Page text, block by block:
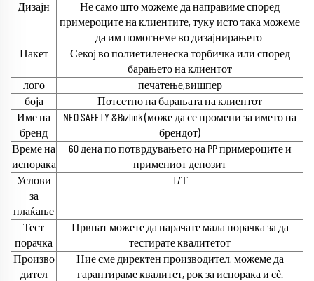
Дизајн
Не само што можеме да направиме според
примероците на клиентите, туку исто така можеме
да им помогнеме во дизајнирањето.
Пакет
Секој во полиетиленеска торбичка или според
барањето на клиентот
лого
печатење,вишпер
боја
Потсетно на барањата на клиентот
Име на
бренд
NEO SAFETY &Bizlink (може да се промени за името на
брендот)
Време на
испорака
60 дена по потврдувањето на PP примероците и
примениот депозит
Услови
за
плаќање
T/Т
Тест
порачка
Првпат можете да нарачате мала порачка за да
тестирате квалитетот
Произво
дител
Ние сме директен производител, можеме да
гарантираме квалитет, рок за испорака и сѐ.